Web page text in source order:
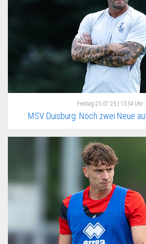
Freitag 25.07.25 | 13:54 Uhr
MSV Duisburg: Noch zwei Neue